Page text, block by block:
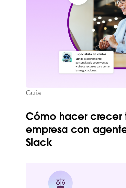
Guía
Cómo hacer crecer
empresa con
Slack